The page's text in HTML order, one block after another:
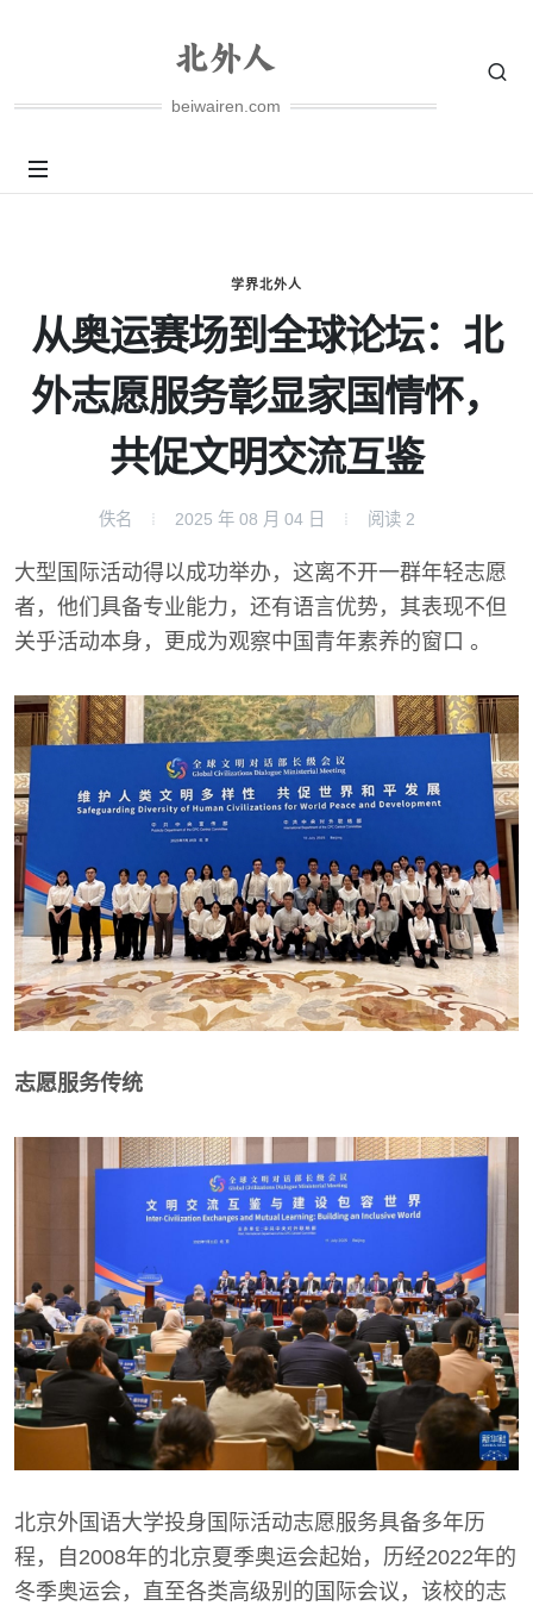
beiwairen.com
学界北外人
从奥运赛场到全球论坛：北
外志愿服务彰显家国情怀，
共促文明交流互鉴
佚名 2025 年 08 月 04 日 阅读 2
大型国际活动得以成功举办，这离不开一群年轻志愿
者，他们具备专业能力，还有语言优势，其表现不但
关乎活动本身，更成为观察中国青年素养的窗口 。
志愿服务传统
北京外国语大学投身国际活动志愿服务具备多年历
程，自2008年的北京夏季奥运会起始，历经2022年的
冬季奥运会，直至各类高级别的国际会议，该校的志